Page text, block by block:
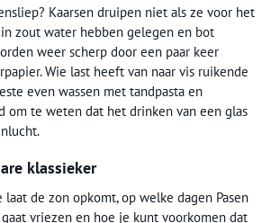
Kaarsen druipen niet als ze voor het
zout water hebben gelegen en bot
weer scherp door een paar keer
Wie last heeft van naar vis ruikende
even wassen met tandpasta en
om te weten dat het drinken van een glas
klassieker
de zon opkomt, op welke dagen Pasen
vriezen en hoe je kunt voorkomen dat